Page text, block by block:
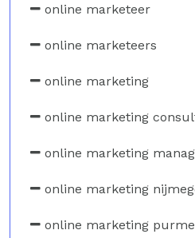
online marketeer
online marketeers
online marketing
online marketing
online marketing
online marketing
online marketing